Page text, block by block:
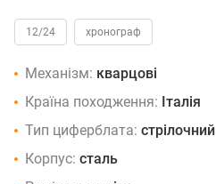
12/24 хронограф
Механізм: кварцові
Країна походження: Італія
Тип циферблата: стрілочний
Корпус: сталь